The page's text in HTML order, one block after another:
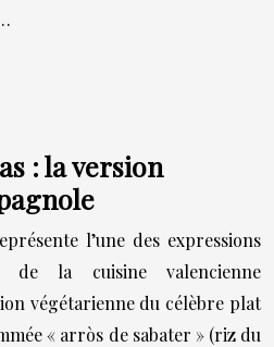
: la version
l’une des expressions
de la cuisine valencienne
végétarienne du célèbre plat
« arròs de sabater » (riz du